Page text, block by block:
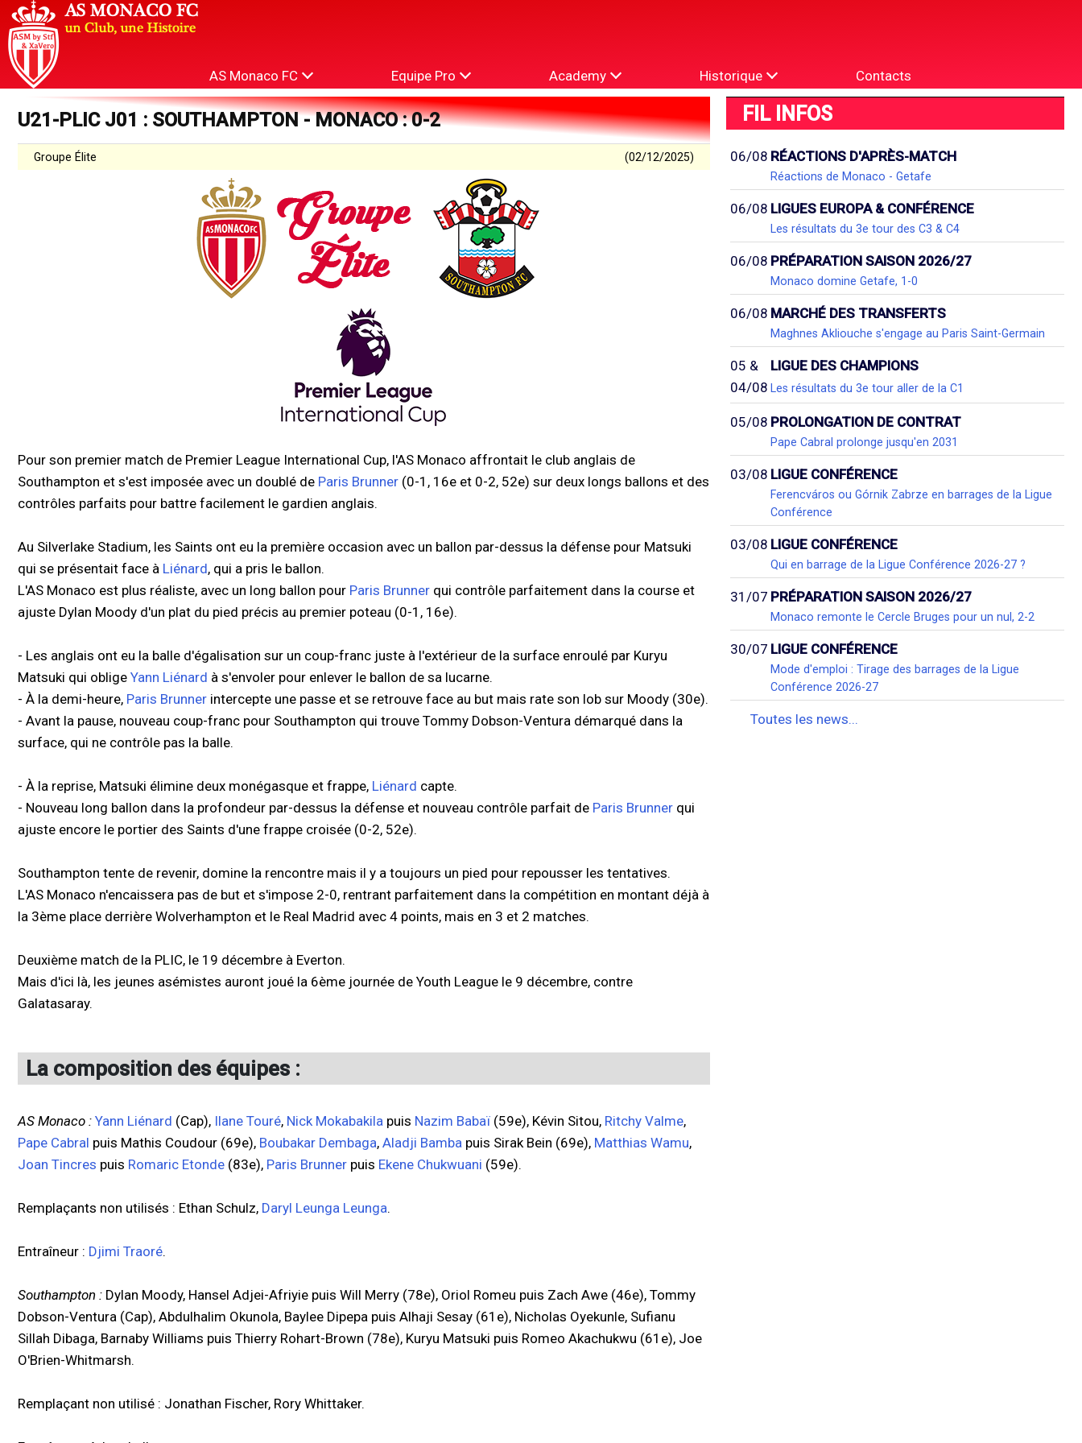
AS Monaco FC Equipe Pro Academy Historique Contacts
U21-PLIC J01 : SOUTHAMPTON - MONACO : 0-2
Groupe Élite (02/12/2025)
Pour son premier match de Premier League International Cup, l'AS Monaco affrontait le club anglais de
Southampton et s'est imposée avec un doublé de Paris Brunner (0-1, 16e et 0-2, 52e) sur deux longs ballons et des
contrôles parfaits pour battre facilement le gardien anglais.
Au Silverlake Stadium, les Saints ont eu la première occasion avec un ballon par-dessus la défense pour Matsuki
qui se présentait face à Liénard, qui a pris le ballon.
L'AS Monaco est plus réaliste, avec un long ballon pour Paris Brunner qui contrôle parfaitement dans la course et
ajuste Dylan Moody d'un plat du pied précis au premier poteau (0-1, 16e).
- Les anglais ont eu la balle d'égalisation sur un coup-franc juste à l'extérieur de la surface enroulé par Kuryu
Matsuki qui oblige Yann Liénard à s'envoler pour enlever le ballon de sa lucarne.
- À la demi-heure, Paris Brunner intercepte une passe et se retrouve face au but mais rate son lob sur Moody (30e).
- Avant la pause, nouveau coup-franc pour Southampton qui trouve Tommy Dobson-Ventura démarqué dans la
surface, qui ne contrôle pas la balle.
- À la reprise, Matsuki élimine deux monégasque et frappe, Liénard capte.
- Nouveau long ballon dans la profondeur par-dessus la défense et nouveau contrôle parfait de Paris Brunner qui
ajuste encore le portier des Saints d'une frappe croisée (0-2, 52e).
Southampton tente de revenir, domine la rencontre mais il y a toujours un pied pour repousser les tentatives.
L'AS Monaco n'encaissera pas de but et s'impose 2-0, rentrant parfaitement dans la compétition en montant déjà à
la 3ème place derrière Wolverhampton et le Real Madrid avec 4 points, mais en 3 et 2 matches.
Deuxième match de la PLIC, le 19 décembre à Everton.
Mais d'ici là, les jeunes asémistes auront joué la 6ème journée de Youth League le 9 décembre, contre
Galatasaray.
La composition des équipes :
AS Monaco : Yann Liénard (Cap), Ilane Touré, Nick Mokabakila puis Nazim Babaï (59e), Kévin Sitou, Ritchy Valme,
Pape Cabral puis Mathis Coudour (69e), Boubakar Dembaga, Aladji Bamba puis Sirak Bein (69e), Matthias Wamu,
Joan Tincres puis Romaric Etonde (83e), Paris Brunner puis Ekene Chukwuani (59e).
Remplaçants non utilisés : Ethan Schulz, Daryl Leunga Leunga.
Entraîneur : Djimi Traoré.
Southampton : Dylan Moody, Hansel Adjei-Afriyie puis Will Merry (78e), Oriol Romeu puis Zach Awe (46e), Tommy
Dobson-Ventura (Cap), Abdulhalim Okunola, Baylee Dipepa puis Alhaji Sesay (61e), Nicholas Oyekunle, Sufianu
Sillah Dibaga, Barnaby Williams puis Thierry Rohart-Brown (78e), Kuryu Matsuki puis Romeo Akachukwu (61e), Joe
O'Brien-Whitmarsh.
Remplaçant non utilisé : Jonathan Fischer, Rory Whittaker.
FIL INFOS
06/08 RÉACTIONS D'APRÈS-MATCH
Réactions de Monaco - Getafe
06/08 LIGUES EUROPA & CONFÉRENCE
Les résultats du 3e tour des C3 & C4
06/08 PRÉPARATION SAISON 2026/27
Monaco domine Getafe, 1-0
06/08 MARCHÉ DES TRANSFERTS
Maghnes Akliouche s'engage au Paris Saint-Germain
05 &
04/08
LIGUE DES CHAMPIONS
Les résultats du 3e tour aller de la C1
05/08 PROLONGATION DE CONTRAT
Pape Cabral prolonge jusqu'en 2031
03/08 LIGUE CONFÉRENCE
Ferencváros ou Górnik Zabrze en barrages de la Ligue
Conférence
03/08 LIGUE CONFÉRENCE
Qui en barrage de la Ligue Conférence 2026-27 ?
31/07 PRÉPARATION SAISON 2026/27
Monaco remonte le Cercle Bruges pour un nul, 2-2
30/07 LIGUE CONFÉRENCE
Mode d'emploi : Tirage des barrages de la Ligue
Conférence 2026-27
Toutes les news...